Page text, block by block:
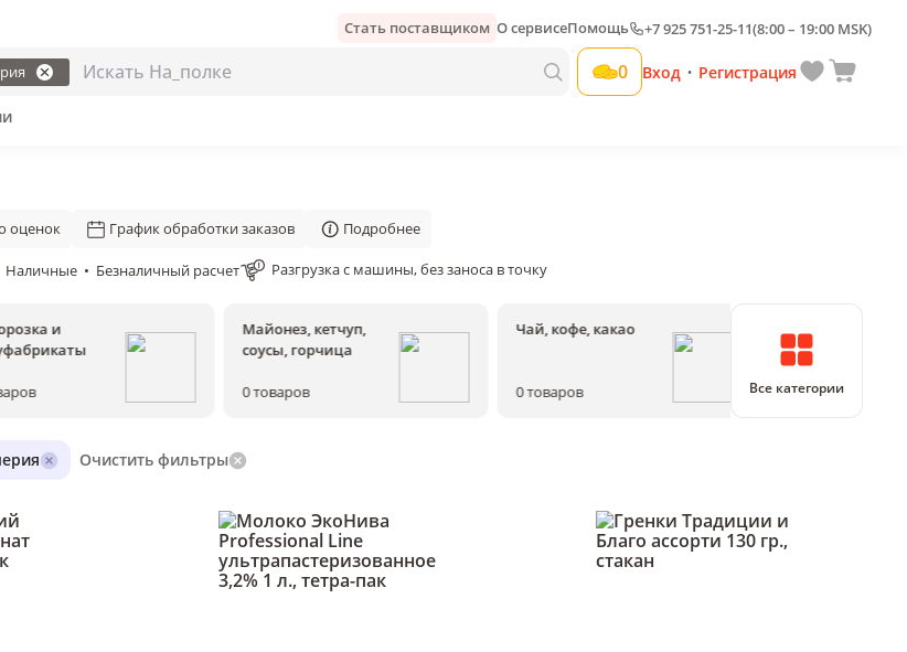
Стать поставщиком О сервисеПомощь +7 925 751-25-11(8:00 – 19:00 MSK)
0 Вход • Регистрация
оценок График обработки заказов Подробнее
Наличные  •  Безналичный расчет Разгрузка с машины, без заноса в точку
и
Майонез, кетчуп,
соусы, горчица
0товаров
Чай, кофе, какао
0товаров
Соки, воды,
0товаров
Все категории
Очистить фильтры